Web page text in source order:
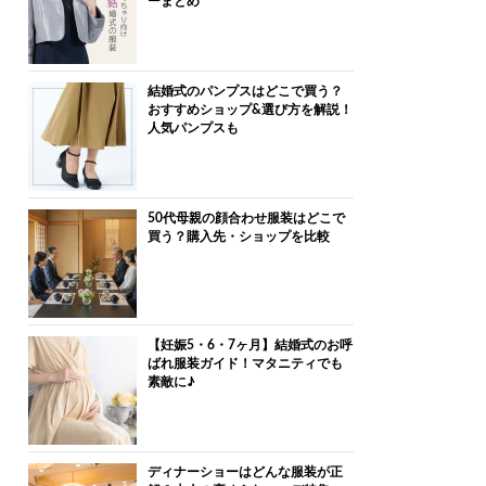
結婚式のパンプスはどこで買う？
おすすめショップ&選び方を解説！
人気パンプスも
50代母親の顔合わせ服装はどこで
買う？購入先・ショップを比較
【妊娠5・6・7ヶ月】結婚式のお呼
ばれ服装ガイド！マタニティでも
素敵に♪
ディナーショーはどんな服装が正